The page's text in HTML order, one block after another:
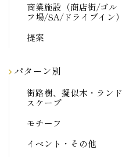
商業施設（商店街/ゴル
フ場/SA/ドライブイン）
提案
パターン別
街路樹、擬似木・ランド
スケープ
モチーフ
イベント・その他